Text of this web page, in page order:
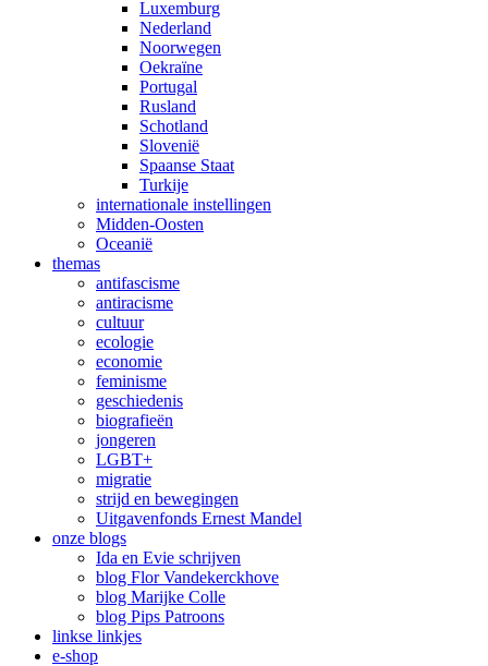
Luxemburg
Nederland
Noorwegen
Oekraïne
Portugal
Rusland
Schotland
Slovenië
Spaanse Staat
Turkije
internationale instellingen
Midden-Oosten
Oceanië
themas
antifascisme
antiracisme
cultuur
ecologie
economie
feminisme
geschiedenis
biografieën
jongeren
LGBT+
migratie
strijd en bewegingen
Uitgavenfonds Ernest Mandel
onze blogs
Ida en Evie schrijven
blog Flor Vandekerckhove
blog Marijke Colle
blog Pips Patroons
linkse linkjes
e-shop